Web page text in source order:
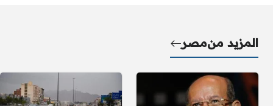
المزيد منمصر